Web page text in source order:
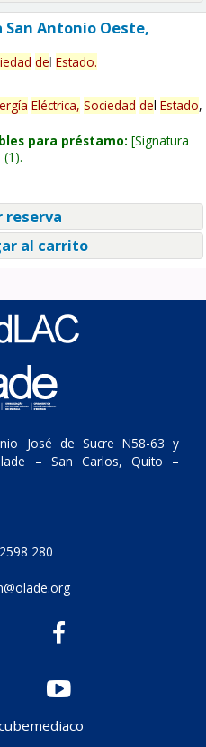
Antonio Oeste,
del Estado.
Eléctrica, Sociedad del Estado,
para préstamo: Signatura
(1).
reserva
al carrito
José de Sucre N58-63 y
– San Carlos, Quito –
280